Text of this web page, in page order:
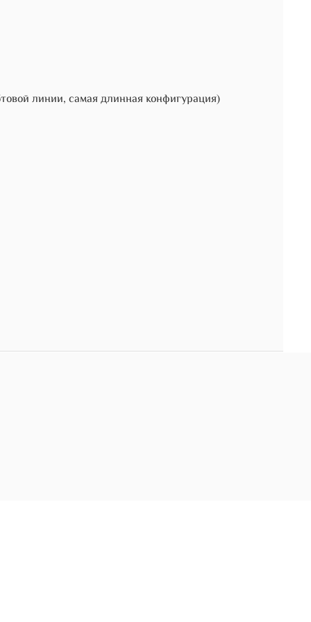
линии, самая длинная конфигурация)